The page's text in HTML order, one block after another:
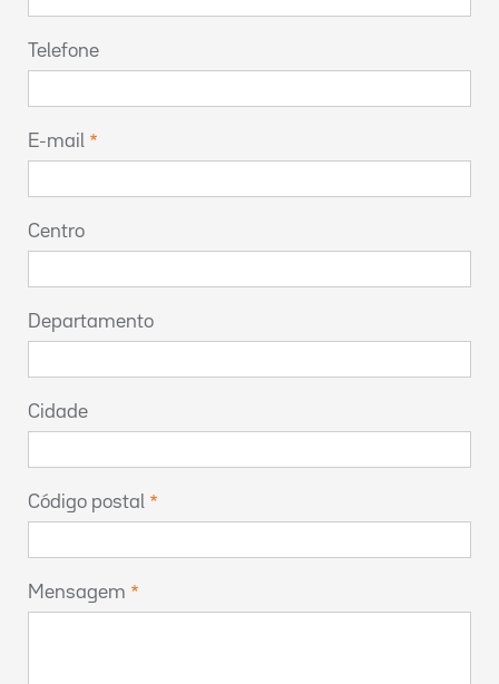
Telefone
E-mail
Centro
Departamento
Cidade
Código postal
Mensagem